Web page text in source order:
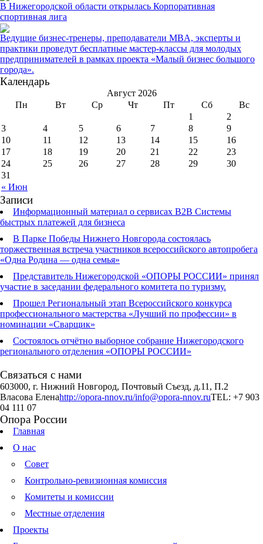
В Нижегородской области открылась Корпоративная
спортивная лига
Ведущие бизнес-тренеры, преподаватели MBA, эксперты и
практики проведут бесплатные мастер-классы для молодых
предпринимателей в рамках проекта «Малый бизнес большого
города».
Календарь
Август 2026
Пн
Вт Ср Чт Пт Сб Вс
« Июн
1
2
3
4 5 6 7 8
9
10
11 12 13 14 15
16
17
18 19 20 21 22
23
24
25 26 27 28 29
30
31
Записи
Информационный материал о сервисах В2В Системы
быстрых платежей для бизнеса
В Парке Победы Нижнего Новгорода состоялась
торжественная встреча участников всероссийского автопробега
«Одна Родина — одна семья»
Представитель Нижегородской «ОПОРЫ РОССИИ» принял
участие в заседании федерального комитета по туризму.
Прошел Региональный этап Всероссийского конкурса
профессионального мастерства «Лучший по профессии» в
номинации «Сварщик»
Состоялось отчётно выборное собрание Нижегородского
регионального отделения «ОПОРЫ РОССИИ»
Связаться с нами
603000, г. Нижний Новгород, Почтовый Съезд, д.11, П.2
Власова Еленаhttp://opora-nnov.ru/info@opora-nnov.ruTEL: +7 903
04 111 07
Опора России
Главная
О нас
Совет
Контрольно-ревизионная комиссия
Комитеты и комиссии
Местные отделения
Проекты